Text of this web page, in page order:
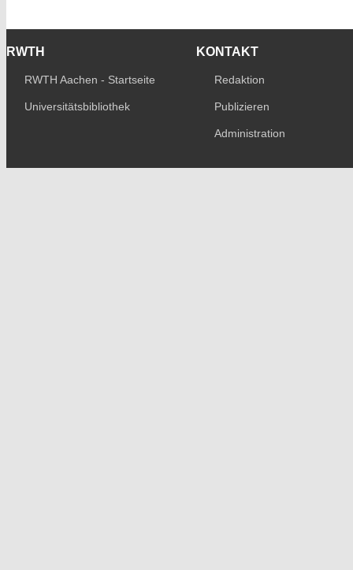
RWTH
RWTH Aachen - Startseite
Universitätsbibliothek
KONTAKT
Redaktion
Publizieren
Administration